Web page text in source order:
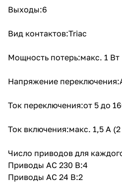
Выходы:6
Вид контактов:Triac
Мощность потерь:макс. 1 Вт
Напряжение
Ток переключения:от 5 до
Ток включения:макс. 1,5 A (2
Число приводов для
Приводы AC 230 В:4
Приводы AC 24 В:2